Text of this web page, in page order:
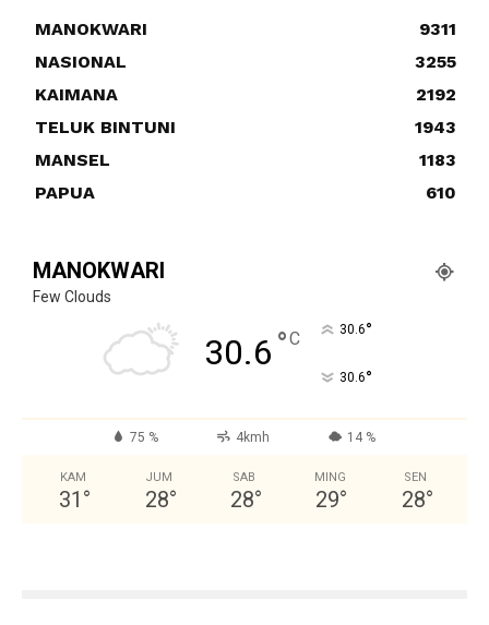
MANOKWARI
9311
NASIONAL
3255
KAIMANA
2192
TELUK BINTUNI
1943
MANSEL
1183
PAPUA
610
MANOKWARI
Few Clouds
30.6 °C 30.6°
30.6°
75 % 4kmh 14 %
KAM
31 °
JUM
28°
SAB
28°
MING
29°
SEN
28°